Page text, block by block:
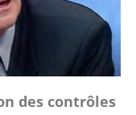
des contrôles